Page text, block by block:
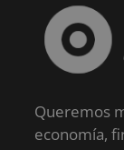
Queremos
economía,